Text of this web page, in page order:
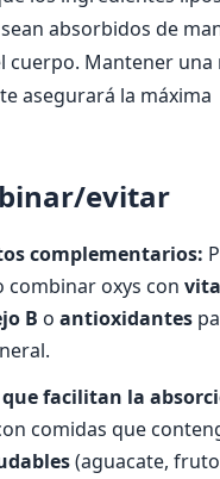
absorbidos de
cuerpo. Mantener una
asegurará la máxima
evitar
complementarios:
combinar oxys con
B o antioxidantes
facilitan la
comidas que
(aguacate,